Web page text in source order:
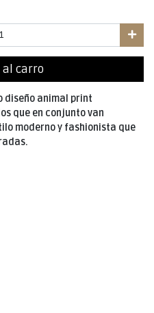
al carro
diseño animal print
que en conjunto van
moderno y fashionista que